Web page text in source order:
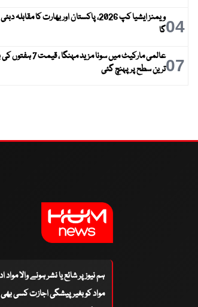
04
ویمنز ایشیا کپ 2026، پاکستان اور بھارت کا
گا
07
عالمی مارکیٹ میں سونا مزید مہنگا ،
ترین سطح پر پہنچ گئی
ہم نیوز پر شائع یا نشر ہونے والا
مواد کو بغیر پیشگی اجازت کسی